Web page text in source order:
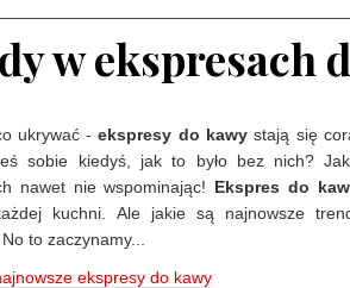
Co
w ekspresach
ukrywać -ekspresy do kawy stają się
sobie kiedyś, jak to było bez nich?
nawet nie wspominając! Ekspres do
kuchni. Ale jakie są najnowsze
to zaczynamy...
ekspresy do kawy